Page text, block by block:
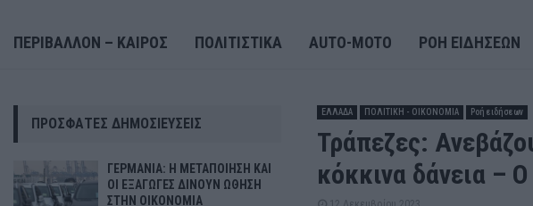
ΠΕΡΙΒΑΛΛΟΝ – ΚΑΙΡΟΣ ΠΟΛΙΤΙΣΤΙΚΑ AUTO-MOTO ΡΟΉ ΕΙΔΉΣΕΩΝ
ΕΛΛΑΔΑ ΠΟΛΙΤΙΚΗ - ΟΙΚΟΝΟΜΙΑ Ροή ειδήσεων
Τράπεζες:
κόκκινα δάνεια –
ΠΡΌΣΦΑΤΕΣ ΔΗΜΟΣΙΕΎΣΕΙΣ
ΓΕΡΜΑΝΙΑ: Η ΜΕΤΑΠΟΙΗΣΗ ΚΑΙ
ΟΙ ΕΞΑΓΩΓΕΣ ΔΙΝΟΥΝ ΩΘΗΣΗ
ΣΤΗΝ ΟΙΚΟΝΟΜΙΑ